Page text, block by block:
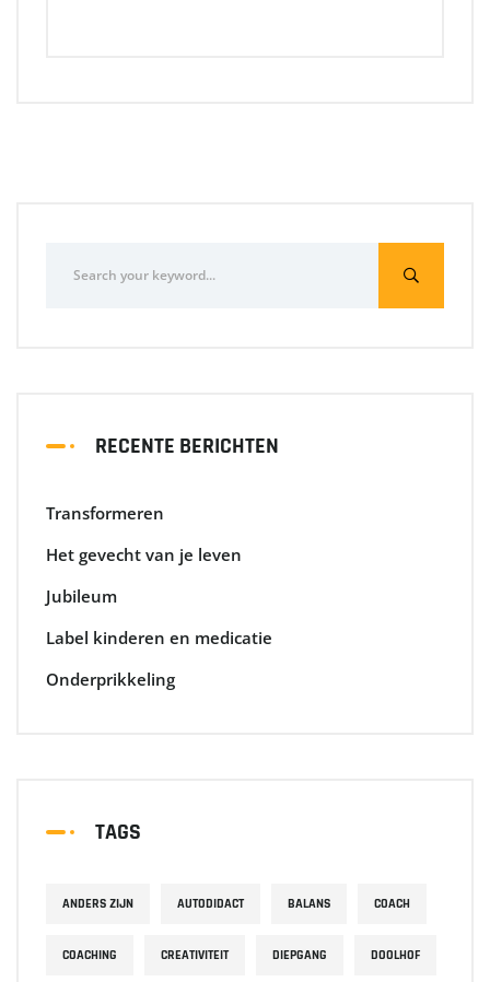
RECENTE BERICHTEN
Transformeren
Het gevecht van je leven
Jubileum
Label kinderen en medicatie
Onderprikkeling
TAGS
ANDERS ZIJN AUTODIDACT BALANS COACH
COACHING CREATIVITEIT DIEPGANG DOOLHOF